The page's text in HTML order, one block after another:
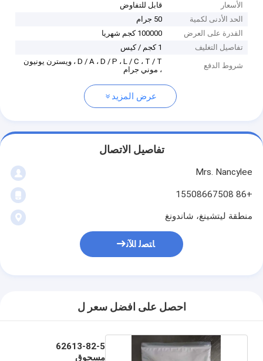
الأسعار
قابل للتفاوض
الحد الأدنى لكمية
50 جرام
القدرة على العرض
100000 كجم شهريا
تفاصيل التغليف
1 كجم / كيس
شروط الدفع
D / A ، D / P ، L / C ، T / T ، ويسترن يونيون
، موني جرام
عرض المزيد
تفاصيل الاتصال
Mrs. Nancylee
+86 15508667508
منطقة ليتشينغ، شاندونغ
ﺎﺘﺼﻟ ﺍﻶﻧ
احصل على افضل سعر ل
62613-82-5
مسحوق